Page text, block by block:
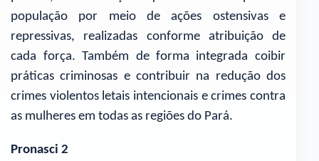
população por meio de ações ostensivas e
repressivas, realizadas conforme atribuição de
cada força. Também de forma integrada coibir
práticas criminosas e contribuir na redução dos
crimes violentos letais intencionais e crimes contra
as mulheres em todas as regiões do Pará.
Pronasci 2